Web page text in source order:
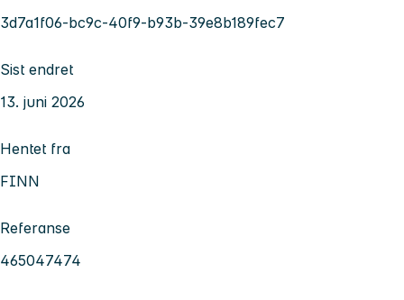
3d7a1f06-bc9c-40f9-b93b-39e8b189fec7
Sist endret
13. juni 2026
Hentet fra
FINN
Referanse
465047474